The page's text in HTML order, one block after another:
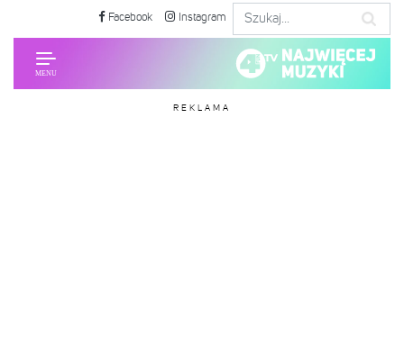
Facebook Instagram
REKLAMA